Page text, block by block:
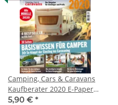
Camping, Cars & Caravans
Kaufberater 2020 E-Paper
oder Print-Ausgabe
5,90 € *